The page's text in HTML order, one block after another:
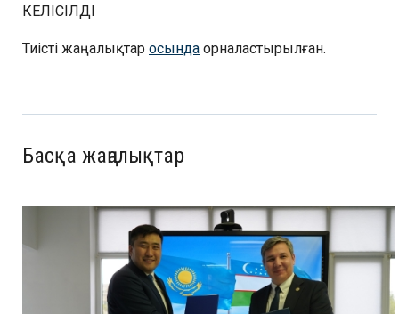
КЕЛІСІЛДІ
Тиісті жаңалықтар осында орналастырылған.
Басқа жаңалықтар